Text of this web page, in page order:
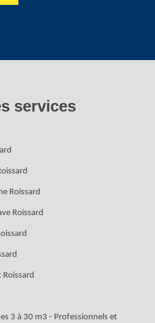
services
Roissard
Roissard
3 à 30 m3 - Professionnels et